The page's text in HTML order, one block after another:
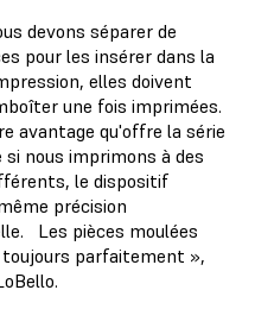
devons séparer de
pour les insérer dans la
elles doivent
une fois imprimées.
avantage qu'offre la série
si nous imprimons à des
le dispositif
précision
Les pièces moulées
parfaitement »,